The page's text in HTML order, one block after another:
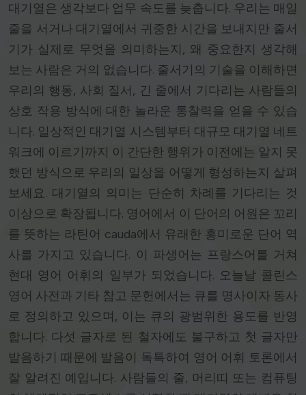
대기열은 생각보다 업무 속도를 늦춥니다. 우리는 매일
줄을 서거나 대기열에서 귀중한 시간을 보내지만 줄서
기가 실제로 무엇을 의미하는지, 왜 중요한지 생각해
보는 사람은 거의 없습니다. 줄서기의 기술을 이해하면
우리의 행동, 사회 질서, 긴 줄에서 기다리는 사람들의
상호 작용 방식에 대한 놀라운 통찰력을 얻을 수 있습
니다. 일상적인 대기열 시스템부터 대규모 대기열 네트
워크에 이르기까지 이 간단한 행위가 이전에는 알지 못
했던 방식으로 우리의 일상을 어떻게 형성하는지 살펴
보세요. 대기열의 의미는 단순히 차례를 기다리는 것
이상으로 확장됩니다. 영어에서 이 단어의 어원은 꼬리
를 뜻하는 라틴어 cauda에서 유래한 흥미로운 단어 역
사를 가지고 있습니다. 이 파생어는 프랑스어를 거쳐
현대 영어 어휘의 일부가 되었습니다. 오늘날 콜린스
영어 사전과 기타 참고 문헌에서는 큐를 명사이자 동사
로 정의하고 있으며, 이는 큐의 광범위한 용도를 반영
합니다. 다섯 글자로 된 철자에도 불구하고 첫 글자만
발음하기 때문에 발음이 독특하여 영어 어휘 토론에서
잘 알려진 예입니다. 사람들의 줄, 머리띠 또는 컴퓨팅